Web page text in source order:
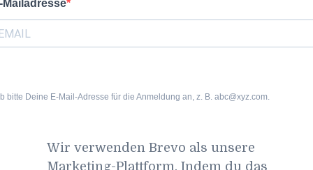
Mailadresse
bitte Deine E-Mail-Adresse für die Anmeldung an, z. B. abc@xyz.com.
Wir verwenden Brevo als unsere
Marketing-Plattform. Indem du das